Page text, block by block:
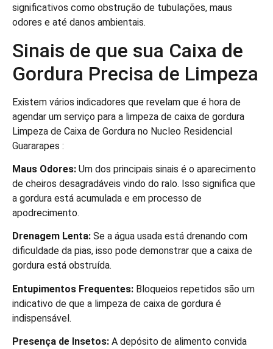
significativos como obstrução de tubulações, maus
odores e até danos ambientais.
Sinais de que sua Caixa de
Gordura Precisa de Limpeza
Existem vários indicadores que revelam que é hora de
agendar um serviço para a limpeza de caixa de gordura
Limpeza de Caixa de Gordura no Nucleo Residencial
Guararapes :
Maus Odores: Um dos principais sinais é o aparecimento
de cheiros desagradáveis vindo do ralo. Isso significa que
a gordura está acumulada e em processo de
apodrecimento.
Drenagem Lenta: Se a água usada está drenando com
dificuldade da pias, isso pode demonstrar que a caixa de
gordura está obstruída.
Entupimentos Frequentes: Bloqueios repetidos são um
indicativo de que a limpeza de caixa de gordura é
indispensável.
Presença de Insetos: A depósito de alimento convida